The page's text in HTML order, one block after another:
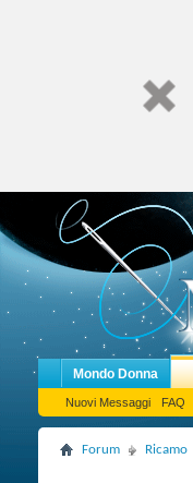
Mondo Donna
Nuovi Messaggi FAQ
Forum Ricamo